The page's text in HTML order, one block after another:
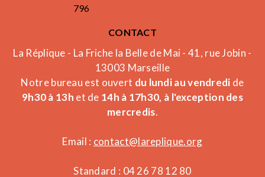
796
CONTACT
La Réplique - La Friche la Belle de Mai - 41, rue Jobin -
13003 Marseille
Notre bureau est ouvert du lundi au vendredi de
9h30 à 13h et de 14h à 17h30, à l'exception des
mercredis.
Email : contact@lareplique.org
Standard : 04 26 78 12 80